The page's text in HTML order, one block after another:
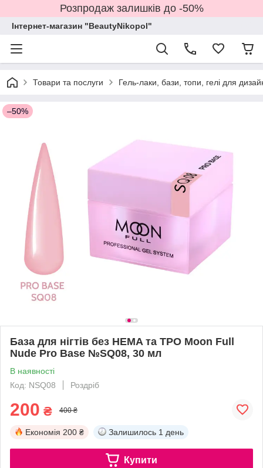
Розпродаж залишків до -50%
Інтернет-магазин "BeautyNikopol"
Товари та послуги Гель-лаки, бази, топи, гелі для
–50%
База для нігтів без HEMA та ТРО Moon Full
Nude Pro Base №SQ08, 30 мл
В наявності
Код: NSQ08
Роздріб
200 ₴ 400 ₴
Економія 200 ₴ Залишилось 1 день
Купити